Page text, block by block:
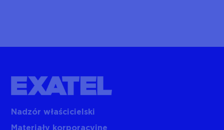
Nadzór właścicielski
Materiały korporacyjne